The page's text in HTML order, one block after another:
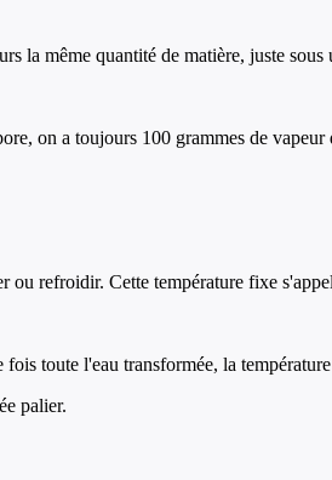
la même quantité de matière, juste
on a toujours 100 grammes de vapeur
refroidir. Cette température fixe
toute l'eau transformée, la
palier.